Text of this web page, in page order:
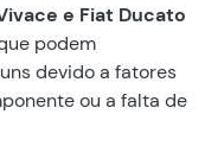
e Fiat Ducato
podem
devido a fatores
ou a falta de